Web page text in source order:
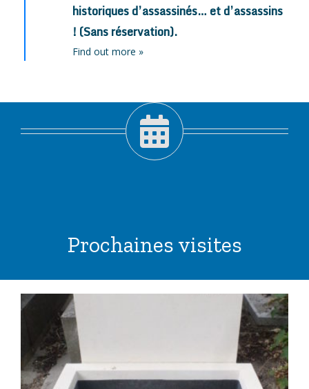
historiques d’assassinés… et d’assassins
! (Sans réservation).
Find out more »
Prochaines visites